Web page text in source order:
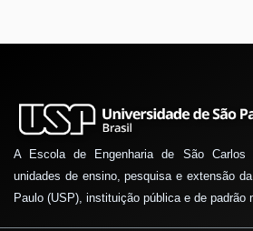
A Escola de Engenharia de São
unidades de ensino, pesquisa e extensão
Paulo (USP), instituição pública e de padrão